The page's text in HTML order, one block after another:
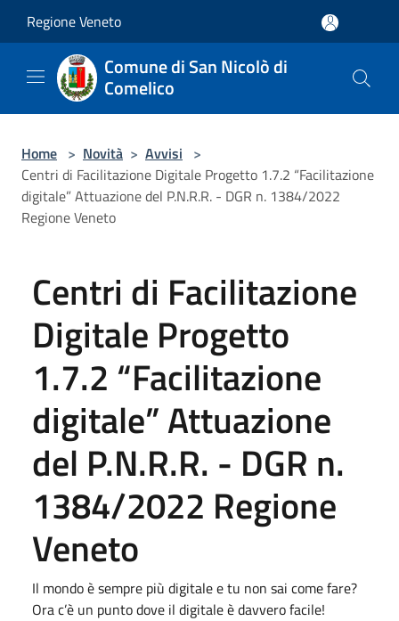
Regione Veneto
Comune di San Nicolò di
Comelico
Home > Novità > Avvisi >
Centri di Facilitazione Digitale Progetto 1.7.2 “Facilitazione
digitale” Attuazione del P.N.R.R. - DGR n. 1384/2022
Regione Veneto
Centri di Facilitazione
Digitale Progetto
1.7.2 “Facilitazione
digitale” Attuazione
del P.N.R.R. - DGR n.
1384/2022 Regione
Veneto
Il mondo è sempre più digitale e tu non sai come fare?
Ora c’è un punto dove il digitale è davvero facile!